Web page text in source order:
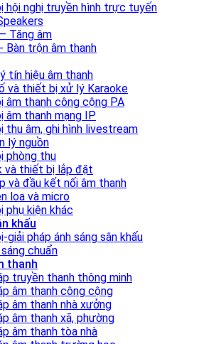
hội nghị truyền hình trực tuyến
Tăng âm
Bàn trộn âm thanh
tín hiệu âm thanh
và thiết bị xử lý Karaoke
âm thanh công cộng PA
âm thanh mạng IP
thu âm, ghi hình livestream
lý nguồn
phòng thu
và thiết bị lắp đặt
và đầu kết nối âm thanh
loa và micro
phụ kiện khác
khấu
giải pháp ánh sáng sân khấu
chuẩn
thanh
truyền thanh thông minh
âm thanh công cộng
âm thanh nhà xưởng
âm thanh xã, phường
âm thanh tòa nhà